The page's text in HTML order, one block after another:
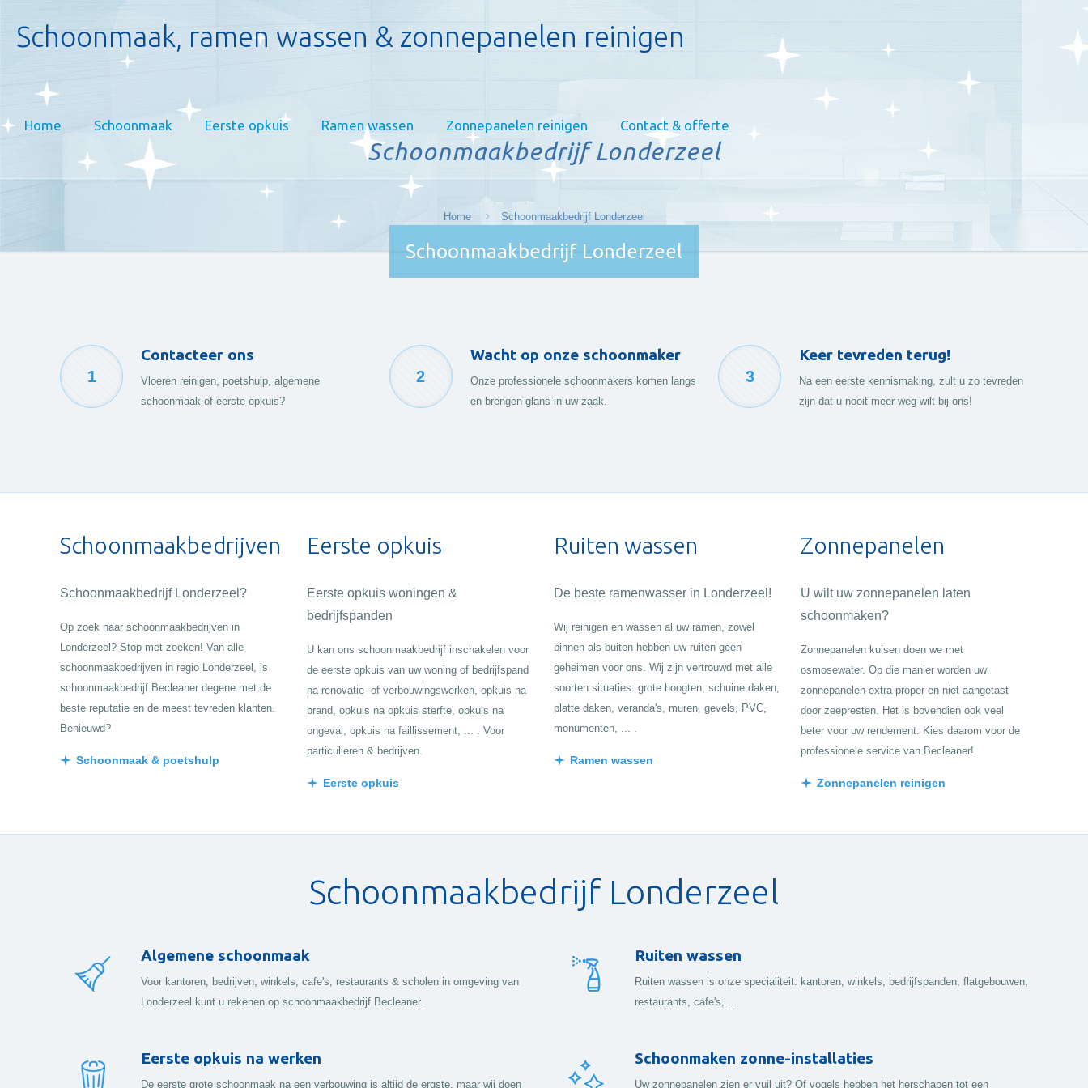
Schoonmaak, ramen wassen & zonnepanelen reinigen
Home Schoonmaak Eerste opkuis Ramen wassen Zonnepanelen reinigen Contact & offerte
Schoonmaakbedrijf Londerzeel
Home Schoonmaakbedrijf Londerzeel
Schoonmaakbedrijf Londerzeel
1
Contacteer ons
Vloeren reinigen, poetshulp, algemene
schoonmaak of eerste opkuis?
2
Wacht op onze schoonmaker
Onze professionele schoonmakers komen langs
en brengen glans in uw zaak.
3
Keer tevreden terug!
Na een eerste kennismaking, zult u zo tevreden
zijn dat u nooit meer weg wilt bij ons!
Schoonmaakbedrijven
Schoonmaakbedrijf Londerzeel?
Op zoek naar schoonmaakbedrijven in
Londerzeel? Stop met zoeken! Van alle
schoonmaakbedrijven in regio Londerzeel, is
schoonmaakbedrijf Becleaner degene met de
beste reputatie en de meest tevreden klanten.
Benieuwd?
Schoonmaak & poetshulp
Eerste opkuis
Eerste opkuis woningen &
bedrijfspanden
U kan ons schoonmaakbedrijf inschakelen voor
de eerste opkuis van uw woning of bedrijfspand
na renovatie- of verbouwingswerken, opkuis na
brand, opkuis na opkuis sterfte, opkuis na
ongeval, opkuis na faillissement, ... . Voor
particulieren & bedrijven.
Eerste opkuis
Ruiten wassen
De beste ramenwasser in Londerzeel!
Wij reinigen en wassen al uw ramen, zowel
binnen als buiten hebben uw ruiten geen
geheimen voor ons. Wij zijn vertrouwd met alle
soorten situaties: grote hoogten, schuine daken,
platte daken, veranda's, muren, gevels, PVC,
monumenten, ... .
Ramen wassen
Zonnepanelen
U wilt uw zonnepanelen laten
schoonmaken?
Zonnepanelen kuisen doen we met
osmosewater. Op die manier worden uw
zonnepanelen extra proper en niet aangetast
door zeepresten. Het is bovendien ook veel
beter voor uw rendement. Kies daarom voor de
professionele service van Becleaner!
Zonnepanelen reinigen
Schoonmaakbedrijf Londerzeel
Algemene schoonmaak
Voor kantoren, bedrijven, winkels, cafe's, restaurants & scholen in omgeving van
Londerzeel kunt u rekenen op schoonmaakbedrijf Becleaner.
Ruiten wassen
Ruiten wassen is onze specialiteit: kantoren, winkels, bedrijfspanden, flatgebouwen,
restaurants, cafe's, ...
Eerste opkuis na werken
De eerste grote schoonmaak na een verbouwing is altijd de ergste, maar wij doen
Schoonmaken zonne-installaties
Uw zonnepanelen zien er vuil uit? Of vogels hebben het herschapen tot een